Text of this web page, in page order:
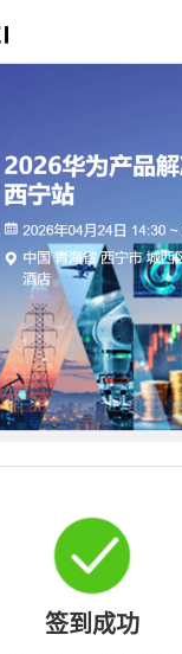
签到成功